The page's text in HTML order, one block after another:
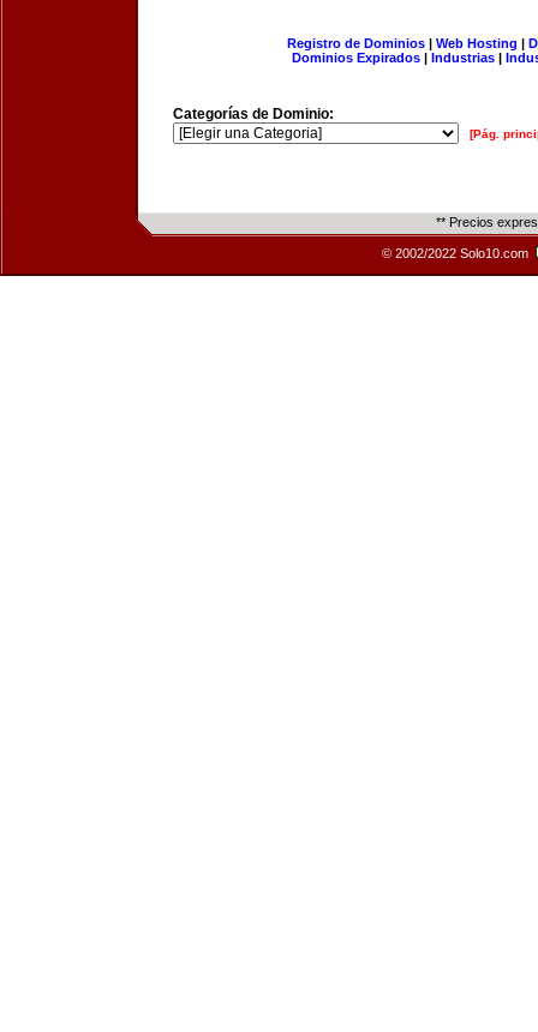
Registro de Dominios| Web Hosting |
Dominios Expirados | Industrias |
Categorías de Dominio:
[Pág.
** Precios
© 2002/2022 Solo10.com